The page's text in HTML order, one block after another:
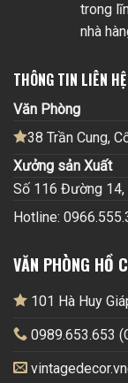
trong
nhà
THÔNG TIN LIÊN
Văn Phòng
38 Trần Cung,
Xưởng sản Xuất
Số 116 Đường 14,
Hotline:
VĂN PHÒNG HỒ
101 Hà Huy
0989.653.653